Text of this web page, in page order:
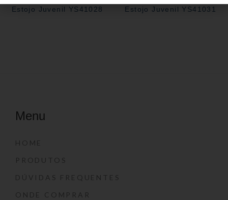
Estojo Juvenil YS41028 Estojo Juvenil YS41031
Menu
HOME
PRODUTOS
DÚVIDAS FREQUENTES
ONDE COMPRAR